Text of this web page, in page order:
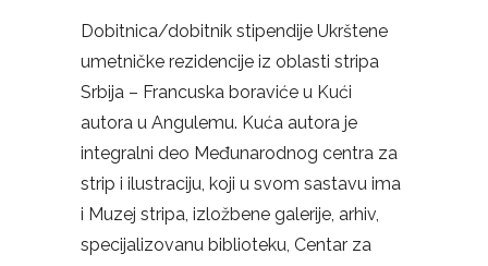
Dobitnica/dobitnik stipendije Ukrštene
umetničke rezidencije iz oblasti stripa
Srbija – Francuska boraviće u Kući
autora u Angulemu. Kuća autora je
integralni deo Međunarodnog centra za
strip i ilustraciju, koji u svom sastavu ima
i Muzej stripa, izložbene galerije, arhiv,
specijalizovanu biblioteku, Centar za